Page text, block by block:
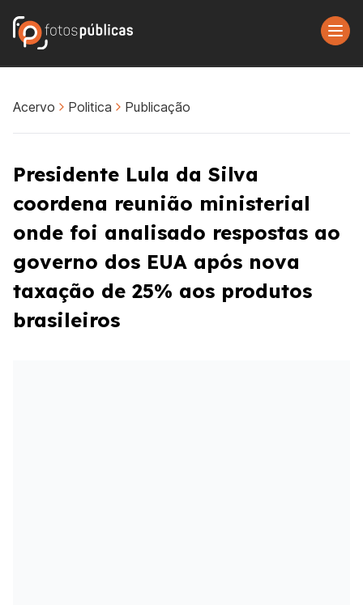
Acervo Politica Publicação
Presidente Lula da Silva
coordena reunião ministerial
onde foi analisado respostas ao
governo dos EUA após nova
taxação de 25% aos produtos
brasileiros